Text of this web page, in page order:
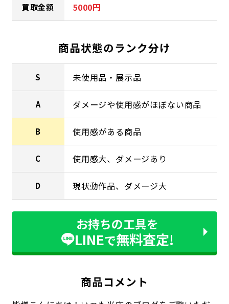
買取金額 5000円
商品状態のランク分け
S 未使用品・展示品
A ダメージや使用感がほぼない商品
B 使用感がある商品
C 使用感大、ダメージあり
D 現状動作品、ダメージ大
お持ちの工具を
LINEで無料査定!
商品コメント